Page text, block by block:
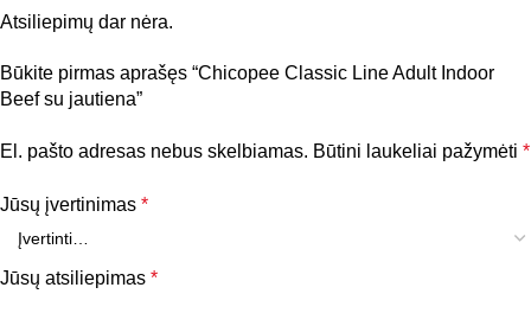
Atsiliepimų dar nėra.
Būkite pirmas aprašęs “Chicopee Classic Line Adult Indoor
Beef su jautiena”
El. pašto adresas nebus skelbiamas. Būtini laukeliai pažymėti *
Jūsų įvertinimas *
Jūsų atsiliepimas *